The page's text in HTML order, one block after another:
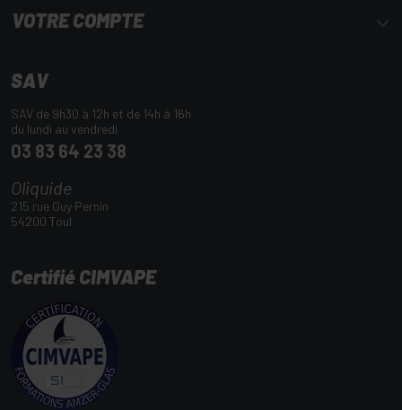
VOTRE COMPTE
SAV
SAV de 9h30 à 12h et de 14h à 16h
du lundi au vendredi
03 83 64 23 38
Oliquide
215 rue Guy Pernin
54200 Toul
Certifié CIMVAPE